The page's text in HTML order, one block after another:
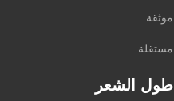
موثقة
مستقلة
طول الشعر